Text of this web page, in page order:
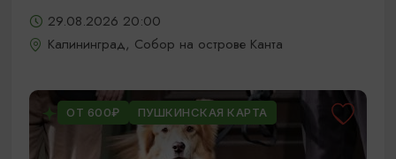
29.08.2026 20:00
Калининград, Собор на острове Канта
ОТ 600₽ ПУШКИНСКАЯ КАРТА